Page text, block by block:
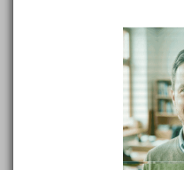
Kritika hry M. L. King v
Důležité reakce
Zákonitosti v
Základní charakteristiky
Karel Hynek Mácha: Máj